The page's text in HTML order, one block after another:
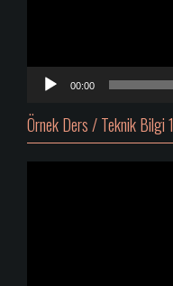
00:00
Örnek Ders / Teknik Bilgi 1